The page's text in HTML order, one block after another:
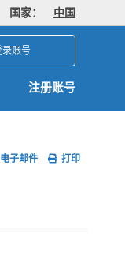
国家： 中国
录账号
注册账号
电子邮件 打印